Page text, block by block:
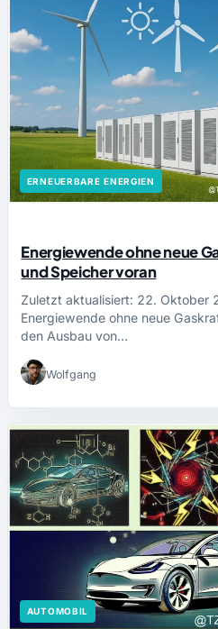
ERNEUERBARE ENERGIEN
Energiewende ohne neue
und Speicher voran
Zuletzt aktualisiert: 22. Oktober
Energiewende ohne neue
den Ausbau von…
Wolfgang
AUTOMOBIL